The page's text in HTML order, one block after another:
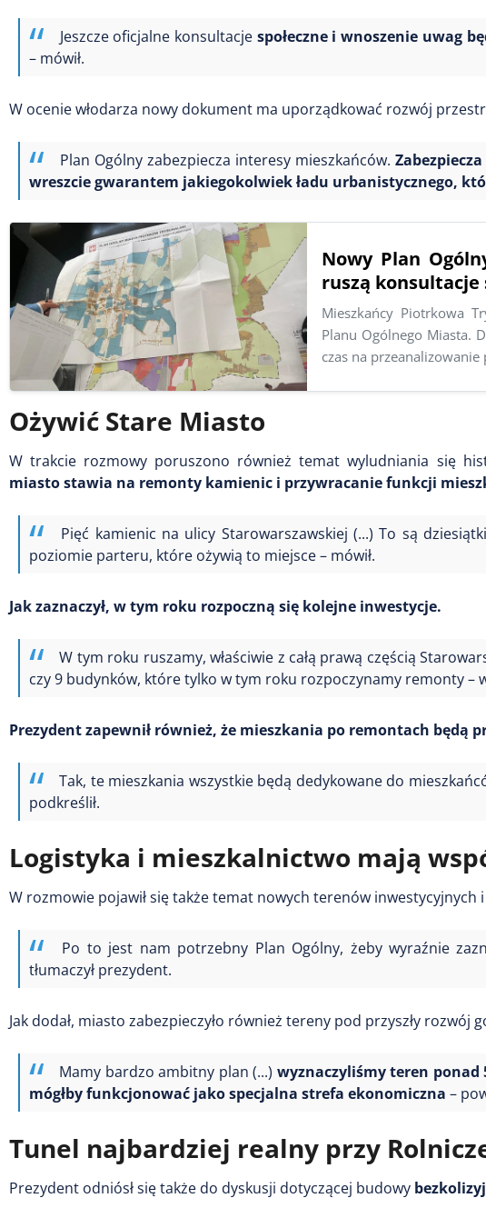
Jeszcze oficjalne konsultacje społeczne i wnoszenie uwag
– mówił.
W ocenie włodarza nowy dokument ma uporządkować rozwój
Plan Ogólny zabezpiecza interesy mieszkańców.
wreszcie gwarantem jakiegokolwiek ładu urbanistycznego,
Nowy Plan
ruszą konsultacje
Mieszkańcy Piotrkowa
Planu Ogólnego Miasta.
czas na
Ożywić Stare Miasto
W trakcie rozmowy poruszono również temat wyludniania się
miasto stawia na remonty kamienic i przywracanie funkcji
Pięć kamienic na ulicy Starowarszawskiej (...) To są
poziomie parteru, które ożywią to miejsce – mówił.
Jak zaznaczył, w tym roku rozpoczną się kolejne inwestycje.
W tym roku ruszamy, właściwie z całą prawą częścią
czy 9 budynków, które tylko w tym roku rozpoczynamy remonty –
Prezydent zapewnił również, że mieszkania po remontach będą
Tak, te mieszkania wszystkie będą dedykowane do
podkreślił.
Logistyka i mieszkalnictwo mają
W rozmowie pojawił się także temat nowych terenów inwestycyjnych i
Po to jest nam potrzebny Plan Ogólny, żeby wyraźnie
tłumaczył prezydent.
Jak dodał, miasto zabezpieczyło również tereny pod przyszły rozwój
Mamy bardzo ambitny plan (...) wyznaczyliśmy teren ponad
mógłby funkcjonować jako specjalna strefa ekonomiczna –
Tunel najbardziej realny przy
Prezydent odniósł się także do dyskusji dotyczącej budowy